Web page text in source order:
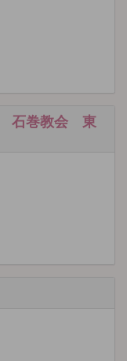
石巻教会 東